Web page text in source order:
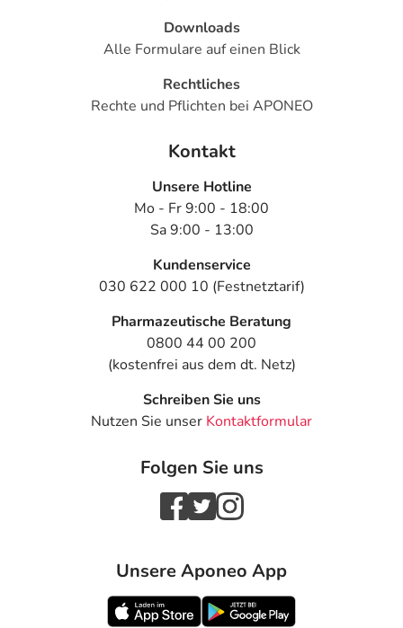
Downloads
Alle Formulare auf einen Blick
Rechtliches
Rechte und Pflichten bei APONEO
Kontakt
Unsere Hotline
Mo - Fr 9:00 - 18:00
Sa 9:00 - 13:00
Kundenservice
030 622 000 10 (Festnetztarif)
Pharmazeutische Beratung
0800 44 00 200
(kostenfrei aus dem dt. Netz)
Schreiben Sie uns
Nutzen Sie unser Kontaktformular
Folgen Sie uns
Unsere Aponeo App